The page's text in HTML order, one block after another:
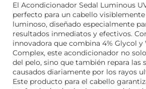
El Acondicionador Sedal Luminous
perfecto para un cabello
luminoso, diseñado especialmente
resultados inmediatos y efectivos.
innovadora que combina 4% Glycol y
Complex, este acondicionador no
del pelo, sino que también repara las
causados diariamente por los rayos
Este producto para el cabello